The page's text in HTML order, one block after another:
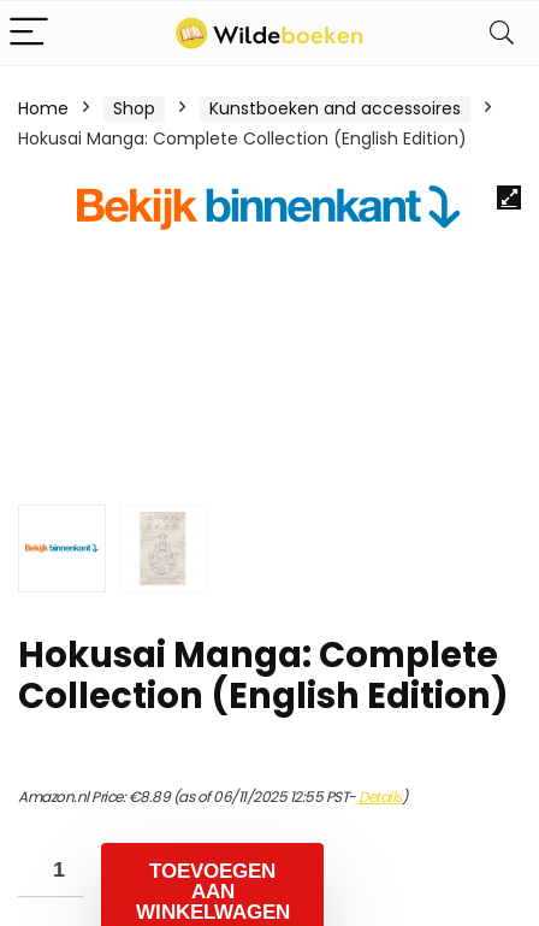
Home Shop
Kunstboeken and accessoires
Hokusai Manga: Complete Collection (English Edition)
Hokusai Manga: Complete
Collection (English Edition)
Amazon.nl Price:€8.89(as of 06/11/2025 12:55 PST-Details)
TOEVOEGEN
AAN
WINKELWAGEN